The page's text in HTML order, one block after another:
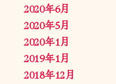
2020年6月
2020年5月
2020年1月
2019年1月
2018年12月